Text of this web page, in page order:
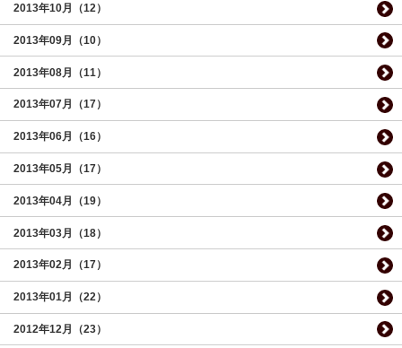
2013年10月（12）
2013年09月（10）
2013年08月（11）
2013年07月（17）
2013年06月（16）
2013年05月（17）
2013年04月（19）
2013年03月（18）
2013年02月（17）
2013年01月（22）
2012年12月（23）